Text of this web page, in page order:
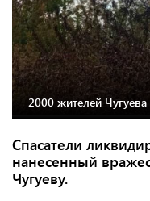
2000 жителей Чугуева
Спасатели
нанесенный
Чугуеву.